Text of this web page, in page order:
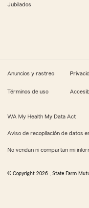
Jubilados
Anuncios y rastreo
Términos de uso
WA My Health My Data Act
Aviso de recopilación de datos
No vendan ni compartan mi
© Copyright 2026 , State Farm